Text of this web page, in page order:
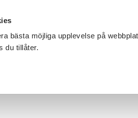
bästa möjliga upplevelse på
du tillåter.
KURSER OCH EVENEMANG